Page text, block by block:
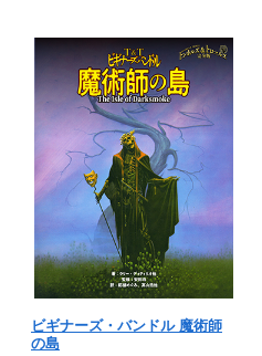
ビギナーズ・バンドル 魔術師
の島